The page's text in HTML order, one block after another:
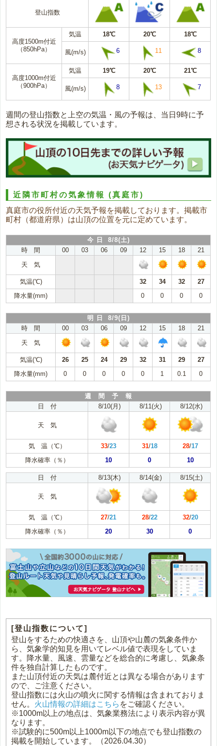
登山指数
高度1500m付近
（850hPa）
気温 18℃ 20℃ 18℃
風(m/s) 6 11 8
高度1000m付近
（900hPa）
気温 19℃ 20℃ 21℃
風(m/s) 8 13 7
週間の登山指数と上空の気温・風の予報は、当日9時に予
想される状況を掲載しています。
近隣市町村の気象情報(真庭市)
真庭市の役所付近の天気予報を掲載しております。掲載市
町村（都道府県）は山頂の位置を元に定めています。
今 日 8/8(土)
時 間
00 03 06 09 12 15 18
21
天 気
気温(℃) 32 34 32
27
降水量(mm)
0 0 0 0
明 日 8/9(日)
時 間
00 03 06 09 12 15 18
21
天 気
気温(℃) 26 25 24 29 32 31 29
27
降水量(mm)
0 0 0 0 0 1 0.1 0
週 間 予 報
日 付
8/10(月) 8/11(火) 8/12(水)
天 気
気 温（℃） 33/23 31/18 28/17
降水確率（％）
10 0 10
日 付 8/13(木) 8/14(金) 8/15(土)
天 気
気 温（℃） 27/21 28/22 32/20
降水確率（％）
20 30 0
[登山指数について]
登山をするための快適さを、山頂や山麓の気象条件か
ら、気象学的知見を用いてレベル値で表現をしていま
す。降水量、風速、雲量などを総合的に考慮し、気象条
件を独自計算したものです。
また山頂付近の天気は麓付近とは異なる場合があります
ので、ご注意ください。
登山指数には火山の噴火に関する情報は含まれておりま
せん。 火山情報の詳細はこちら をご確認ください。
※1000m以上の地点は、気象業務法により表示内容が異
なります。
※試験的に500m以上1000m以下の地点でも登山指数の
掲載を開始しています。（2026.04.30）